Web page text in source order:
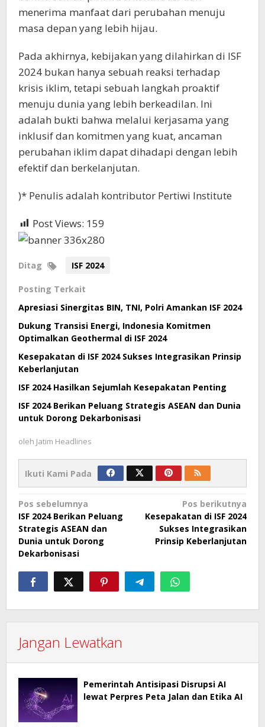
menerima manfaat dari perubahan menuju
masa depan yang lebih hijau.
Pada akhirnya, kebijakan yang dilahirkan di ISF
2024 bukan hanya sebuah reaksi terhadap
krisis iklim, tetapi sebuah langkah proaktif
menuju dunia yang lebih berkeadilan. Ini
adalah bukti bahwa melalui kerjasama yang
inklusif dan komitmen yang kuat, ancaman
perubahan iklim dapat dihadapi dengan lebih
efektif dan berkelanjutan.
)* Penulis adalah kontributor Pertiwi Institute
Post Views: 159
Ditag ISF 2024
Posting Terkait
Apresiasi Sinergitas BIN, TNI, Polri Amankan ISF 2024
Dukung Transisi Energi, Indonesia Komitmen
Optimalkan Geothermal di ISF 2024
Kesepakatan di ISF 2024 Sukses Integrasikan Prinsip
Keberlanjutan
ISF 2024 Hasilkan Sejumlah Kesepakatan Penting
ISF 2024 Berikan Peluang Strategis ASEAN dan Dunia
untuk Dorong Dekarbonisasi
oleh Jatim Headlines
Ikuti Kami Pada
Navigasi
pos
Pos sebelumnya
ISF 2024 Berikan Peluang
Strategis ASEAN dan
Dunia untuk Dorong
Dekarbonisasi
Pos berikutnya
Kesepakatan di ISF 2024
Sukses Integrasikan
Prinsip Keberlanjutan
Jangan Lewatkan
Pemerintah Antisipasi Disrupsi AI
lewat Perpres Peta Jalan dan Etika AI